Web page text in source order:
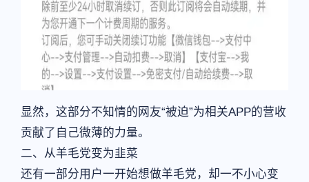
显然，这部分不知情的网友“被迫”为相关APP的营收
贡献了自己微薄的力量。
二、从羊毛党变为韭菜
还有一部分用户一开始想做羊毛党，却一不小心变